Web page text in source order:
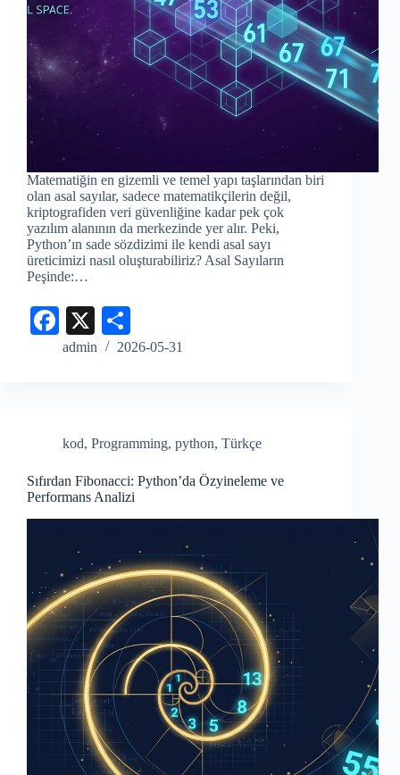
Matematiğin en gizemli ve temel yapı taşlarından biri
olan asal sayılar, sadece matematikçilerin değil,
kriptografiden veri güvenliğine kadar pek çok
yazılım alanının da merkezinde yer alır. Peki,
Python’ın sade sözdizimi ile kendi asal sayı
üreticimizi nasıl oluşturabiliriz? Asal Sayıların
Peşinde:…
Fa
ce
X
ha
admin 2026-05-31
kod, Programming, python, Türkçe
Sıfırdan Fibonacci: Python’da Özyineleme ve
Performans Analizi